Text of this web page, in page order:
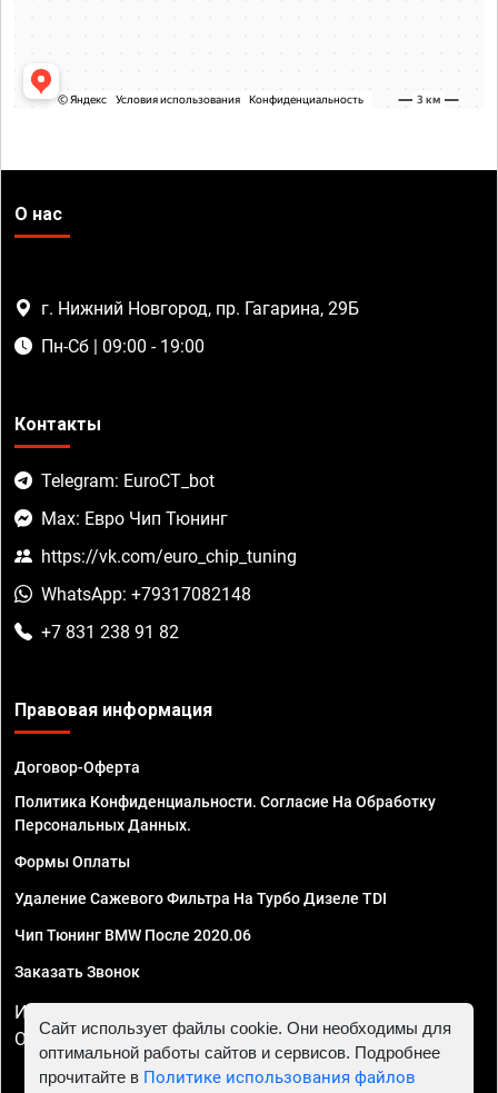
О нас
г. Нижний Новгород, пр. Гагарина, 29Б
Пн-Сб | 09:00 - 19:00
Контакты
Telegram: EuroCT_bot
Max: Евро Чип Тюнинг
https://vk.com/euro_chip_tuning
WhatsApp: +79317082148
+7 831 238 91 82
Правовая информация
Договор-Оферта
Политика Конфиденциальности. Согласие На Обработку
Персональных Данных.
Формы Оплаты
Удаление Сажевого Фильтра На Турбо Дизеле TDI
Чип Тюнинг BMW После 2020.06
Заказать Звонок
ИП Смирнов Георгий Павлович. ИНН 781302555843,
ОГРНИП 324470400032610
Сайт использует файлы cookie. Они необходимы для
оптимальной работы сайтов и сервисов. Подробнее
прочитайте в Политике использования файлов